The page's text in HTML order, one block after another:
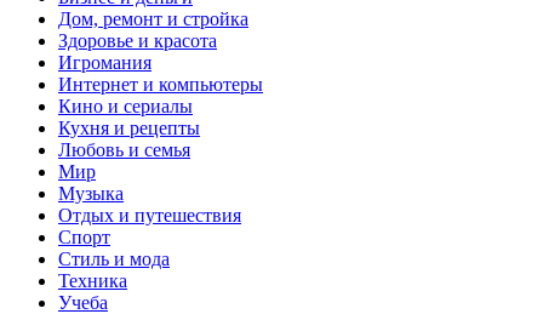
Дом, ремонт и стройка
Здоровье и красота
Игромания
Интернет и компьютеры
Кино и сериалы
Кухня и рецепты
Любовь и семья
Мир
Музыка
Отдых и путешествия
Спорт
Стиль и мода
Техника
Учеба